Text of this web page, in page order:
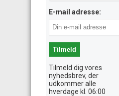
E-mail adresse:
Tilmeld dig vores
nyhedsbrev, der
udkommer alle
hverdage kl. 06:00